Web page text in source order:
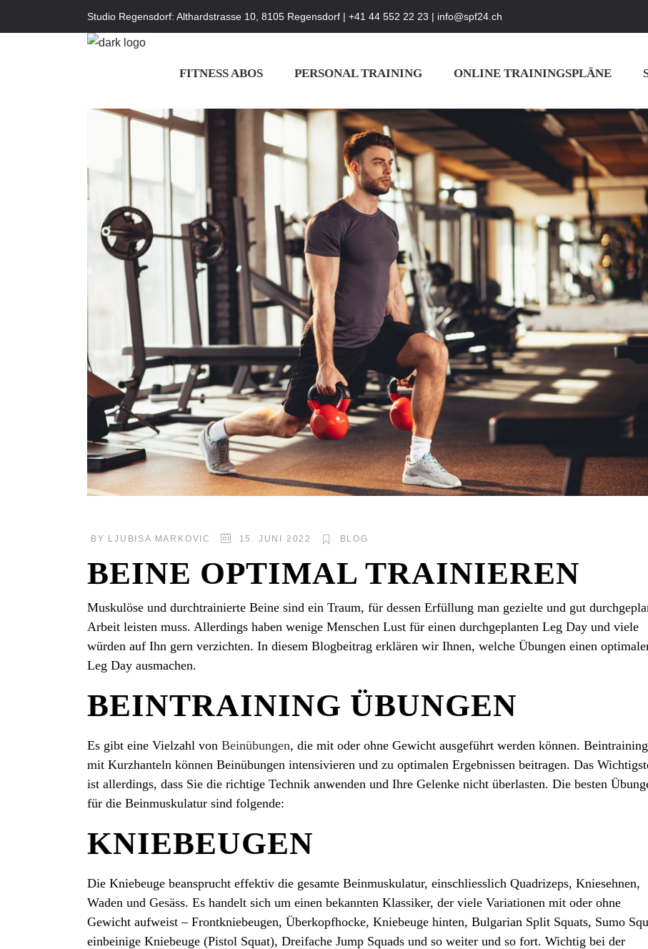
Studio Regensdorf: Althardstrasse 10, 8105 Regensdorf | +41 44 552 22 23 | info@spf24.ch
FITNESS ABOS PERSONAL TRAINING ONLINE TRAININGSPLÄNE
BY LJUBISA MARKOVIC 15. JUNI 2022 BLOG
BEINE OPTIMAL TRAINIEREN
Muskulöse und durchtrainierte Beine sind ein Traum, für dessen Erfüllung man gezielte und gut
Arbeit leisten muss. Allerdings haben wenige Menschen Lust für einen durchgeplanten Leg Day und viele
würden auf Ihn gern verzichten. In diesem Blogbeitrag erklären wir Ihnen, welche Übungen einen
Leg Day ausmachen.
BEINTRAINING ÜBUNGEN
Es gibt eine Vielzahl von Beinübungen, die mit oder ohne Gewicht ausgeführt werden können. Beintraining
mit Kurzhanteln können Beinübungen intensivieren und zu optimalen Ergebnissen beitragen. Das
ist allerdings, dass Sie die richtige Technik anwenden und Ihre Gelenke nicht überlasten. Die besten
für die Beinmuskulatur sind folgende:
KNIEBEUGEN
Die Kniebeuge beansprucht effektiv die gesamte Beinmuskulatur, einschliesslich Quadrizeps, Kniesehnen,
Waden und Gesäss. Es handelt sich um einen bekannten Klassiker, der viele Variationen mit oder ohne
Gewicht aufweist ­­– Frontkniebeugen, Überkopfhocke, Kniebeuge hinten, Bulgarian Split Squats, Sumo
einbeinige Kniebeuge (Pistol Squat), Dreifache Jump Squads und so weiter und so fort. Wichtig bei der